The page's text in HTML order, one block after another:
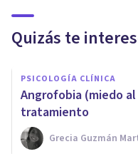
Quizás te
PSICOLOGÍA CLÍNICA
Angrofobia (miedo
tratamiento
Grecia Guzmán